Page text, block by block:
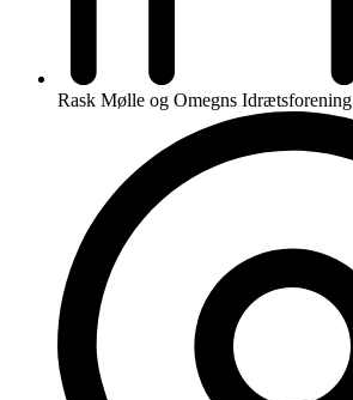
Rask Mølle og Omegns Idrætsforening